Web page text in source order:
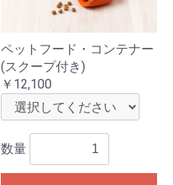
ペットフード・コンテナー
(スクープ付き)
￥12,100
数量